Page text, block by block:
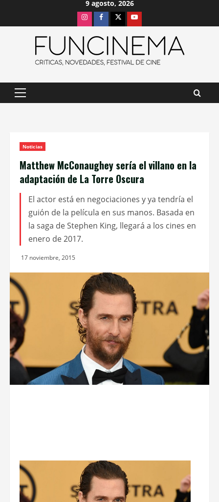
9 agosto, 2026
InstagramFacebook
X Youtube
Menú
Noticias
Matthew McConaughey sería el villano en la
adaptación de La Torre Oscura
El actor está en negociaciones y ya tendría el
guión de la película en sus manos. Basada en
la saga de Stephen King, llegará a los cines en
enero de 2017.
17 noviembre, 2015